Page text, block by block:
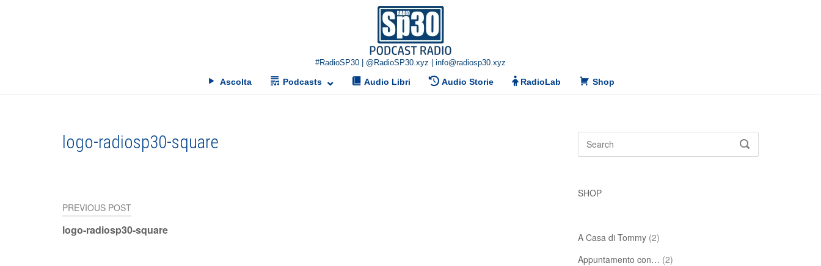
Home
#RadioSP30 | @RadioSP30.xyz | info@radiosp30.xyz
Ascolta Podcasts Audio Libri Audio Storie RadioLab Shop
logo-radiosp30-square
Navigazione
PREVIOUS POST
logo-radiosp30-square
Search
SEARCH
SHOP
A Casa di Tommy(2)
Appuntamento con… (2)